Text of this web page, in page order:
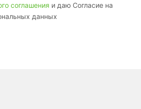
соглашения и даю Согласие на
данных